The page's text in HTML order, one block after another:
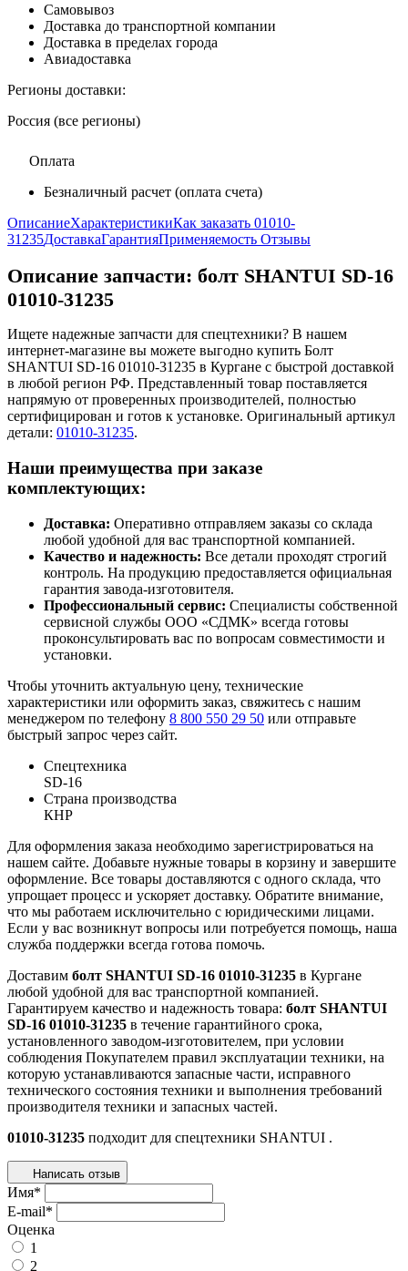
Самовывоз
Доставка до транспортной компании
Доставка в пределах города
Авиадоставка
Регионы доставки:
Россия (все регионы)
Оплата
Безналичный расчет (оплата счета)
ОписаниеХарактеристикиКак заказать 01010-
31235ДоставкаГарантияПрименяемость Отзывы
Описание запчасти: болт SHANTUI SD-16
01010-31235
Ищете надежные запчасти для спецтехники? В нашем
интернет-магазине вы можете выгодно купить Болт
SHANTUI SD-16 01010-31235 в Кургане с быстрой доставкой
в любой регион РФ. Представленный товар поставляется
напрямую от проверенных производителей, полностью
сертифицирован и готов к установке. Оригинальный артикул
детали: 01010-31235.
Наши преимущества при заказе
комплектующих:
Доставка: Оперативно отправляем заказы со склада
любой удобной для вас транспортной компанией.
Качество и надежность: Все детали проходят строгий
контроль. На продукцию предоставляется официальная
гарантия завода-изготовителя.
Профессиональный сервис: Специалисты собственной
сервисной службы ООО «СДМК» всегда готовы
проконсультировать вас по вопросам совместимости и
установки.
Чтобы уточнить актуальную цену, технические
характеристики или оформить заказ, свяжитесь с нашим
менеджером по телефону 8 800 550 29 50 или отправьте
быстрый запрос через сайт.
Спецтехника
SD-16
Страна производства
КНР
Для оформления заказа необходимо зарегистрироваться на
нашем сайте. Добавьте нужные товары в корзину и завершите
оформление. Все товары доставляются с одного склада, что
упрощает процесс и ускоряет доставку. Обратите внимание,
что мы работаем исключительно с юридическими лицами.
Если у вас возникнут вопросы или потребуется помощь, наша
служба поддержки всегда готова помочь.
Доставим болт SHANTUI SD-16 01010-31235 в Кургане
любой удобной для вас транспортной компанией.
Гарантируем качество и надежность товара: болт SHANTUI
SD-16 01010-31235 в течение гарантийного срока,
установленного заводом-изготовителем, при условии
соблюдения Покупателем правил эксплуатации техники, на
которую устанавливаются запасные части, исправного
технического состояния техники и выполнения требований
производителя техники и запасных частей.
01010-31235 подходит для спецтехники SHANTUI .
Написать отзыв
Имя*
E-mail*
Оценка
1
2